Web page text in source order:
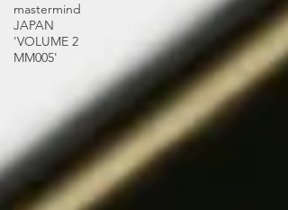
mastermind
JAPAN
'VOLUME 2
MM005'